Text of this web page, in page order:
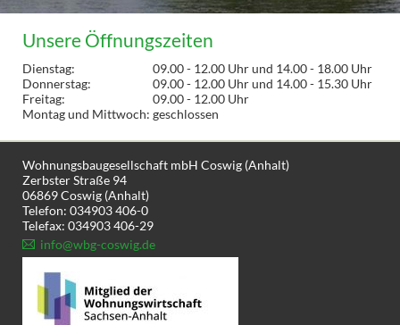
Unsere Öffnungszeiten
Dienstag:
09.00 - 12.00 Uhr und 14.00 - 18.00 Uhr
Donnerstag:
09.00 - 12.00 Uhr und 14.00 - 15.30 Uhr
Freitag:
09.00 - 12.00 Uhr
Montag und Mittwoch: geschlossen
Wohnungsbaugesellschaft mbH Coswig (Anhalt)
Zerbster Straße 94
06869 Coswig (Anhalt)
Telefon: 034903 406-0
Telefax: 034903 406-29
info@wbg-coswig.de